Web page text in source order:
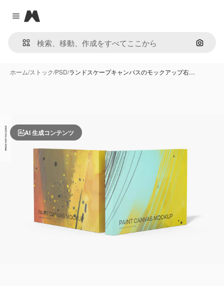
Close menu
Magnific
画像で
ホーム/ストック/PSD/ランドスケープキャンバスのモックアップ右…
AI 生成コンテンツ